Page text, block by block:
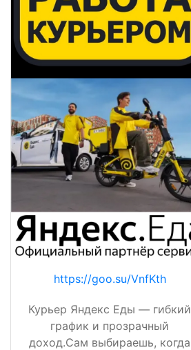
https://goo.su/VnfKth
Курьер Яндекс Еды — гибкий
график и прозрачный
доход.Сам выбираешь, когда